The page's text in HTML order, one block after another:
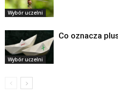
Wybór uczelni
Wybór uczelni
Co oznacza